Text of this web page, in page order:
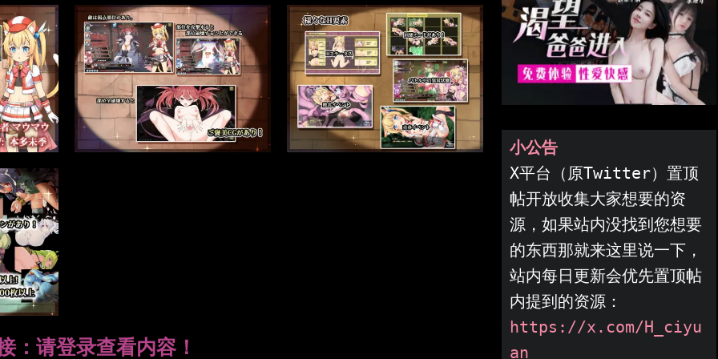
：请登录查看内容！
小公告
X平台（原Twitter）置顶
帖开放收集大家想要的资
源，如果站内没找到您想要
的东西那就来这里说一下，
站内每日更新会优先置顶帖
内提到的资源：
https://x.com/H_ciyu
an